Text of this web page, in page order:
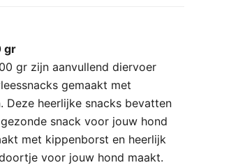
gr
gr zijn aanvullend diervoer
gemaakt met
Deze heerlijke snacks bevatten
snack voor jouw hond
met kippenborst en heerlijk
voor jouw hond maakt.